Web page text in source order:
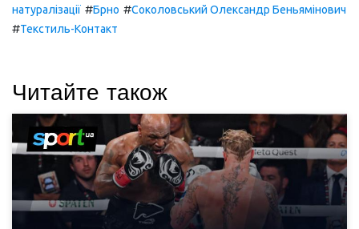
натуралізації #Брно #Соколовський Олександр Беньямінович
#Текстиль-Контакт
Читайте також